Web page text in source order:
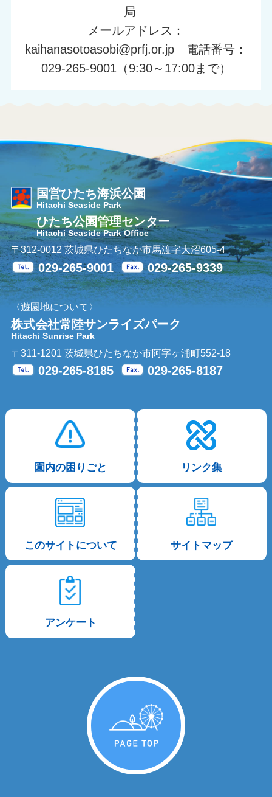
局
メールアドレス：
kaihanasotoasobi@prfj.or.jp 電話番号：
029-265-9001（9:30～17:00まで）
国営ひたち海浜公園
Hitachi Seaside Park
ひたち公園管理センター
Hitachi Seaside Park Office
〒312-0012 茨城県ひたちなか市馬渡字大沼605-4
Tel.
029-265-9001 Fax.
029-265-9339
〈遊園地について〉
株式会社常陸サンライズパーク
Hitachi Sunrise Park
〒311-1201 茨城県ひたちなか市阿字ヶ浦町552-18
Tel.
029-265-8185 Fax.
029-265-8187
園内の困りごと リンク集
このサイトについて サイトマップ
アンケート